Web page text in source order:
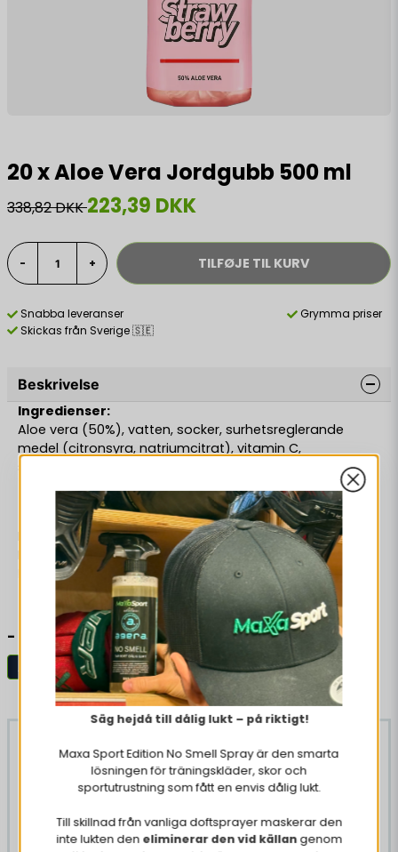
20 x Aloe Vera Jordgubb 500 ml
338,82 DKK223,39 DKK
- + TILFØJE TIL KURV
Snabba leveranser
Grymma priser
Skickas från Sverige 🇸🇪
Beskrivelse
Ingredienser:
Aloe vera (50%), vatten, socker, surhetsreglerande
medel (citronsyra, natriumcitrat), vitamin C,
stabiliseringsmedel (gellangummi), kalcium, färgämne
(karmin), naturlig jordgubbsarom.
Näringsvärde per 100g/ml:
Energi 136 kJ / 33 kcal
Fett 0 g
Mättat fett 0 g
Kolhydrater 8 g
Sockerarter 7.50 g
Protein 0 g
Salt 0.02 g
Read more
-
Aloe Vera
Lignende produkter
Säg hejdå till dålig lukt – på riktigt!
Maxa Sport Edition No Smell Spray är den smarta
lösningen för träningskläder, skor och
sportutrustning som fått en envis dålig lukt.
Till skillnad från vanliga doftsprayer maskerar den
inte lukten den eliminerar den vid källan genom